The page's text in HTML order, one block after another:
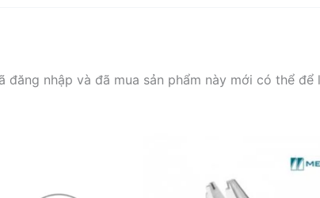
đăng nhập và đã mua sản phẩm này mới có thể để